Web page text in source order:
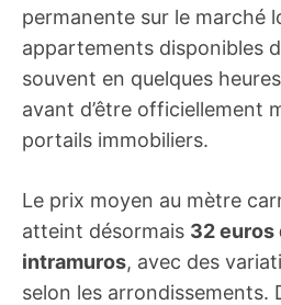
permanente sur le marché
appartements disponibles
souvent en quelques
avant d’être officiellement
portails immobiliers.
Le prix moyen au mètre
atteint désormais 32 euros
intramuros, avec des
selon les arrondissements.